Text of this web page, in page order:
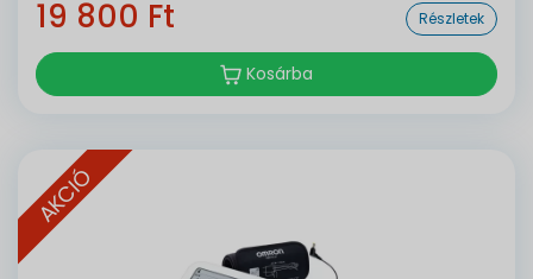
19 800 Ft Részletek
Kosárba
AKCIÓ